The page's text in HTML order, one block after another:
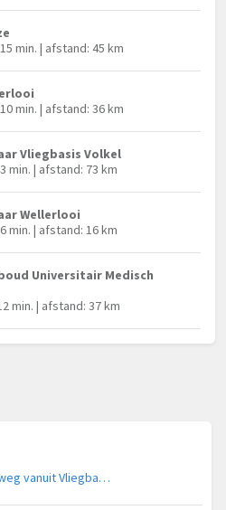
min. | afstand: 45 km
min. | afstand: 36 km
Vliegbasis Volkel
min. | afstand: 73 km
Wellerlooi
min. | afstand: 16 km
Universitair Medisch
min. | afstand: 37 km
Politiehelikopter onderweg vanuit Vliegbasis Volkel